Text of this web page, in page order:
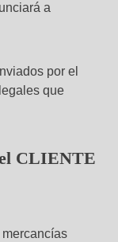
a
por el
que
CLIENTE